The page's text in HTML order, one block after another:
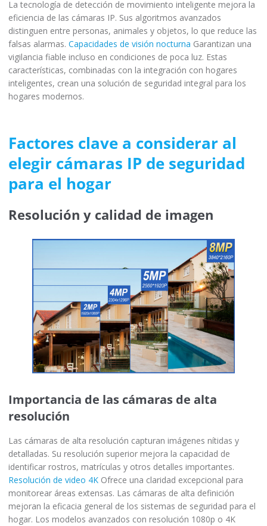
La tecnología de detección de movimiento inteligente mejora la
eficiencia de las cámaras IP. Sus algoritmos avanzados
distinguen entre personas, animales y objetos, lo que reduce las
falsas alarmas. Capacidades de visión nocturna Garantizan una
vigilancia fiable incluso en condiciones de poca luz. Estas
características, combinadas con la integración con hogares
inteligentes, crean una solución de seguridad integral para los
hogares modernos.
Factores clave a considerar al
elegir cámaras IP de seguridad
para el hogar
Resolución y calidad de imagen
Importancia de las cámaras de alta
resolución
Las cámaras de alta resolución capturan imágenes nítidas y
detalladas. Su resolución superior mejora la capacidad de
identificar rostros, matrículas y otros detalles importantes.
Resolución de video 4K Ofrece una claridad excepcional para
monitorear áreas extensas. Las cámaras de alta definición
mejoran la eficacia general de los sistemas de seguridad para el
hogar. Los modelos avanzados con resolución 1080p o 4K